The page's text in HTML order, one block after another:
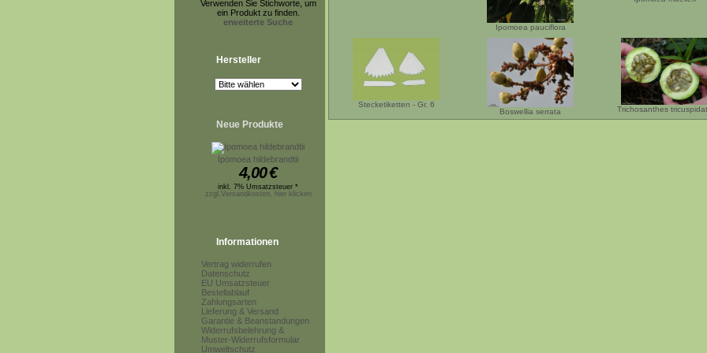
Verwenden Sie Stichworte, um
ein Produkt zu finden.
erweiterte Suche
Hersteller
Neue Produkte
Ipomoea hildebrandtii
4,00€
inkl. 7% Umsatzsteuer *
zzgl.Versandkosten, hier klicken
Informationen
Vertrag widerrufen
Datenschutz
EU Umsatzsteuer
Bestellablauf
Zahlungsarten
Lieferung & Versand
Garantie & Beanstandungen
Widerrufsbelehrung &
Muster-Widerrufsformular
Umweltschutz
Ipomoea pauciflora
Stecketiketten - Gr. 6
Boswellia serrata
Trichosanthes